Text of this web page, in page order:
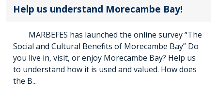
Help us understand Morecambe Bay!
MARBEFES has launched the online survey “The
Social and Cultural Benefits of Morecambe Bay” Do
you live in, visit, or enjoy Morecambe Bay? Help us
to understand how it is used and valued. How does
the B...